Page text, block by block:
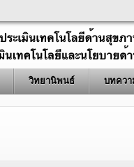
วิทยานิพนธ์ บทควา